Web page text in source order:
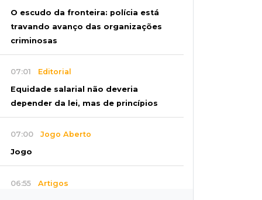
O escudo da fronteira: polícia está
travando avanço das organizações
criminosas
07:01 Editorial
Equidade salarial não deveria
depender da lei, mas de princípios
07:00 Jogo Aberto
Jogo
06:55 Artigos